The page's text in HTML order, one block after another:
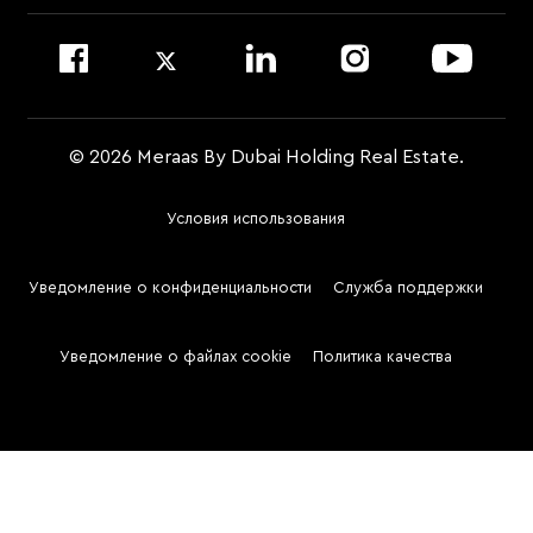
© 2026 Meraas By Dubai Holding Real Estate.
Two
Условия использования
Уведомление о конфиденциальности Служба поддержки
Уведомление о файлах cookie Политика качества